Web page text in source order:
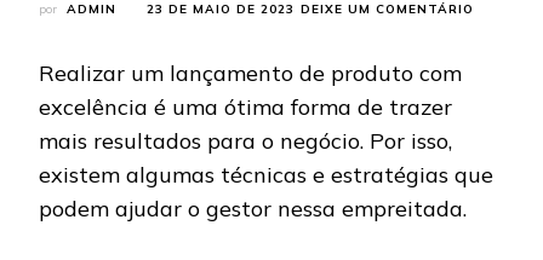
por ADMIN 23 DE MAIO DE 2023 DEIXE UM COMENTÁRIO
PARA
Realizar um lançamento de produto com
excelência é uma ótima forma de trazer
mais resultados para o negócio. Por isso,
existem algumas técnicas e estratégias que
podem ajudar o gestor nessa empreitada.